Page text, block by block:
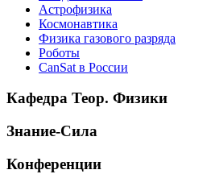
Астрофизика
Космонавтика
Физика газового разряда
Роботы
CanSat в России
Кафедра Теор. Физики
Знание-Сила
Конференции